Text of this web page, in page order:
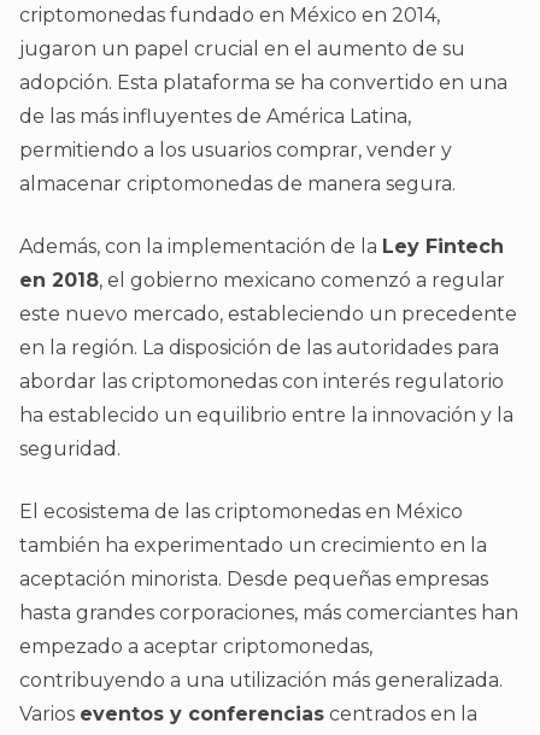
criptomonedas fundado en México en 2014,
jugaron un papel crucial en el aumento de su
adopción. Esta plataforma se ha convertido en una
de las más influyentes de América Latina,
permitiendo a los usuarios comprar, vender y
almacenar criptomonedas de manera segura.
Además, con la implementación de la Ley Fintech
en 2018, el gobierno mexicano comenzó a regular
este nuevo mercado, estableciendo un precedente
en la región. La disposición de las autoridades para
abordar las criptomonedas con interés regulatorio
ha establecido un equilibrio entre la innovación y la
seguridad.
El ecosistema de las criptomonedas en México
también ha experimentado un crecimiento en la
aceptación minorista. Desde pequeñas empresas
hasta grandes corporaciones, más comerciantes han
empezado a aceptar criptomonedas,
contribuyendo a una utilización más generalizada.
Varios eventos y conferencias centrados en la